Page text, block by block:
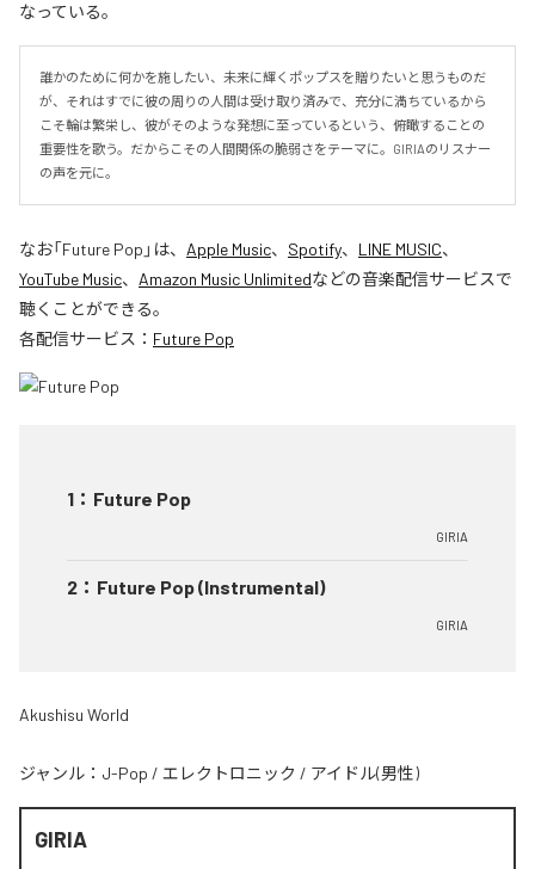
なっている。
誰かのために何かを施したい、未来に輝くポップスを贈りたいと思うものだ
が、それはすでに彼の周りの人間は受け取り済みで、充分に満ちているから
こそ輪は繁栄し、彼がそのような発想に至っているという、俯瞰することの
重要性を歌う。だからこその人間関係の脆弱さをテーマに。GIRIAのリスナー
の声を元に。
なお「Future Pop 」は、 Apple Music、 Spotify、 LINE MUSIC、
YouTube Music、 Amazon Music Unlimitedなどの音楽配信サービスで
聴くことができる。
各配信サービス： Future Pop
1 ： Future Pop
GIRIA
2 ： Future Pop (Instrumental)
GIRIA
Akushisu World
ジャンル： J-Pop / エレクトロニック / アイドル(男性)
GIRIA